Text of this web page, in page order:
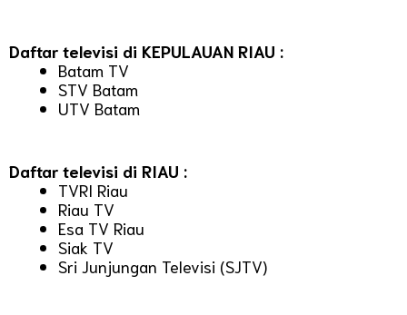
Daftar televisi di KEPULAUAN RIAU :
Batam TV
STV Batam
UTV Batam
Daftar televisi di RIAU :
TVRI Riau
Riau TV
Esa TV Riau
Siak TV
Sri Junjungan Televisi (SJTV)